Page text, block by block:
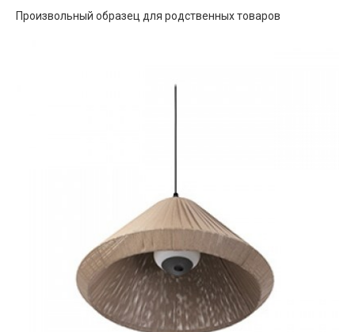
Произвольный образец для родственных товаров